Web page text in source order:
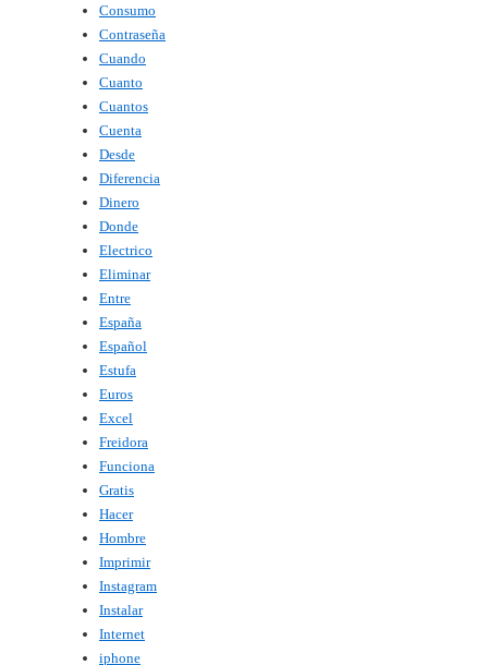
Consumo
Contraseña
Cuando
Cuanto
Cuantos
Cuenta
Desde
Diferencia
Dinero
Donde
Electrico
Eliminar
Entre
España
Español
Estufa
Euros
Excel
Freidora
Funciona
Gratis
Hacer
Hombre
Imprimir
Instagram
Instalar
Internet
iphone